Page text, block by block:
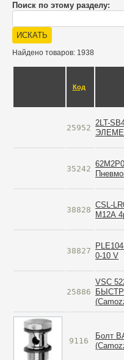
Поиск по этому разделу:
Найдено товаров: 1938
Код
25952
2LT-
35242
38828
CSL-
М12А
38827
0-10 V
25886
VSC
9116
Болт